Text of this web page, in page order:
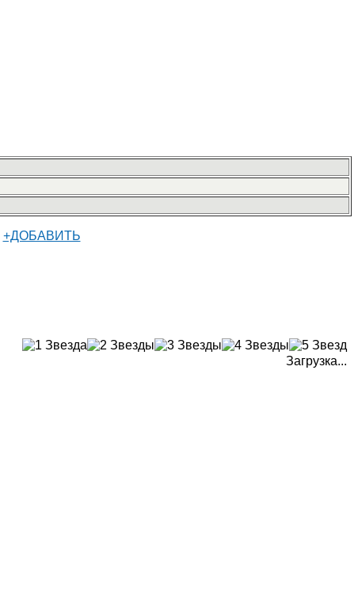
+ДОБАВИТЬ
Загрузка...